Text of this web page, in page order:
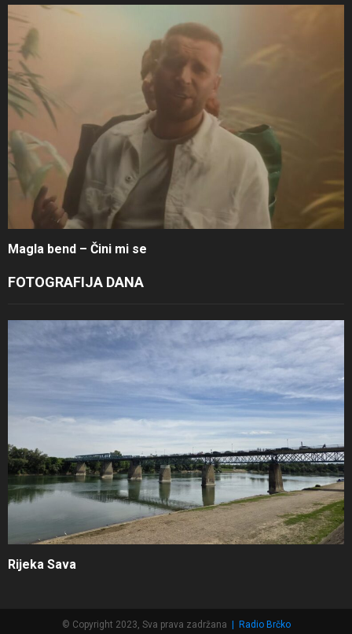
Magla bend – Čini mi se
FOTOGRAFIJA DANA
Rijeka Sava
© Copyright 2023, Sva prava zadržana Radio Brčko